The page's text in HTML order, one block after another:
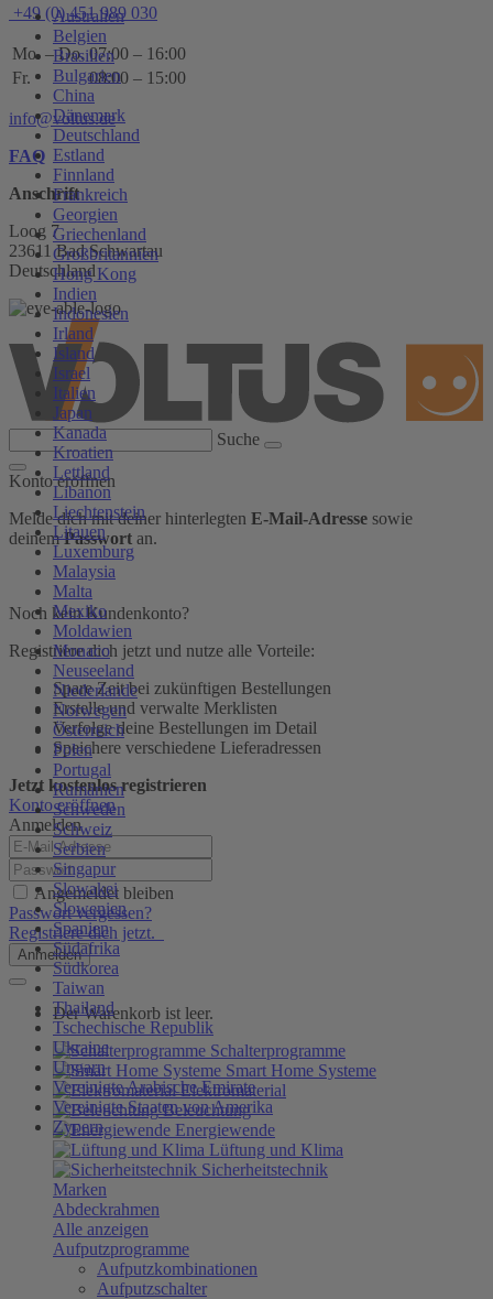
Australien
Belgien
Brasilien
Bulgarien
China
Dänemark
Deutschland
Estland
Finnland
Frankreich
Georgien
Griechenland
Großbritannien
Hong Kong
Indien
Indonesien
Irland
Island
Israel
Italien
Japan
Kanada
Kroatien
Lettland
Libanon
Liechtenstein
Litauen
Luxemburg
Malaysia
Malta
Mexiko
Moldawien
Monaco
Neuseeland
Niederlande
Norwegen
Österreich
Polen
Portugal
Rumänien
Schweden
Schweiz
Serbien
Singapur
Slowakei
Slowenien
Spanien
Südafrika
Südkorea
Taiwan
Thailand
Tschechische Republik
Ukraine
Ungarn
Vereinigte Arabische Emirate
Vereinigte Staaten von Amerika
Zypern
+49 (0) 451 989 030
Mo. – Do. 07:00 – 16:00
Fr.
08:00 – 15:00
info@voltus.de
FAQ
Anschrift
Loog 7
23611 Bad Schwartau
Deutschland
Suche
Konto eröffnen
Melde dich mit deiner hinterlegten E-Mail-Adresse sowie
deinemPasswort an.
Noch kein Kundenkonto?
Registriere dich jetzt und nutze alle Vorteile:
Spare Zeit bei zukünftigen Bestellungen
Erstelle und verwalte Merklisten
Verfolge deine Bestellungen im Detail
Speichere verschiedene Lieferadressen
Jetzt kostenlos registrieren
Konto eröffnen
Anmelden
Angemeldet bleiben
Passwort vergessen?
Registriere dich jetzt.
Anmelden
Der Warenkorb ist leer.
Schalterprogramme
Smart Home Systeme
Elektromaterial
Beleuchtung
Energiewende
Lüftung und Klima
Sicherheitstechnik
Marken
Abdeckrahmen
Alle anzeigen
Aufputzprogramme
Aufputzkombinationen
Aufputzschalter